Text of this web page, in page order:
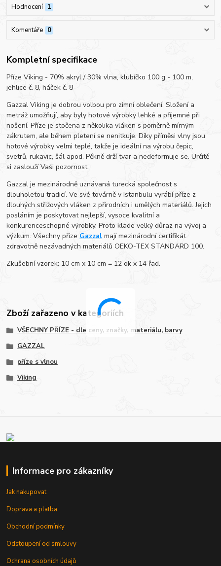
Hodnocení 1
Komentáře 0
Kompletní specifikace
Příze Viking - 70% akryl / 30% vlna, klubíčko 100 g - 100 m,
jehlice č. 8, háček č. 8
Gazzal Viking je dobrou volbou pro zimní oblečení. Složení a
metráž umožňují, aby byly hotové výrobky lehké a příjemné při
nošení. Příze je stočena z několika vláken s poměrně mírným
zákrutem, ale během pletení se nenitkuje. Díky příměsi vlny jsou
hotové výrobky velmi teplé, takže je ideální na výrobu čepic,
svetrů, rukavic, šál apod. Pěkně drží tvar a nedeformuje se. Určitě
si zaslouží Vaši pozornost.
Gazzal je mezinárodně uznávaná turecká společnost s
dlouholetou tradicí. Ve své továrně v Istanbulu vyrábí příze z
dlouhých střižových vláken z přírodních i umělých materiálů. Jejich
posláním je poskytovat nejlepší, vysoce kvalitní a
konkurenceschopné výrobky. Proto klade velký důraz na vývoj a
výzkum. Všechny příze Gazzal mají mezinárodní certifikát
zdravotně nezávadných materiálů OEKO-TEX STANDARD 100.
Zkušební vzorek: 10 cm x 10 cm = 12 ok x 14 řad.
Zboží zařazeno v kategoriích
VŠECHNY PŘÍZE - dle ceny, značky, materiálu, barvy
GAZZAL
příze s vlnou
Viking
Informace pro zákazníky
Jak nakupovat
Doprava a platba
Obchodní podmínky
Odstoupení od smlouvy
Ochrana osobních údajů